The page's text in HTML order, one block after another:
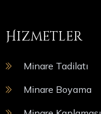
Hizmetler
Minare Tadilatı
Minare Boyama